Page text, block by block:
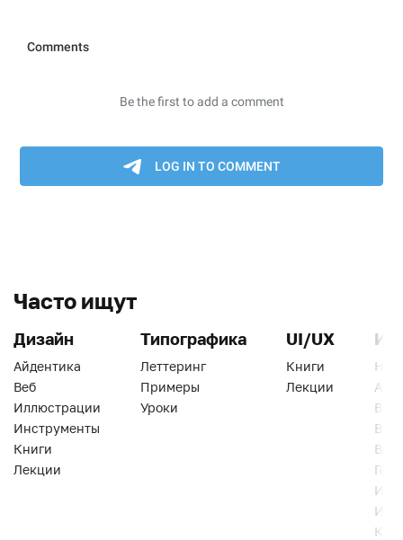
Часто ищут
Дизайн
Айдентика
Веб
Иллюстрации
Инструменты
Книги
Лекции
Типографика
Леттеринг
Примеры
Уроки
UI/UX
Книги
Лекции
Веб